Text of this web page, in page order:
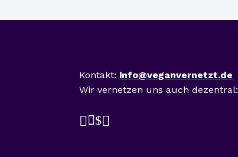
Kontakt: info@veganvernetzt.de
Wir vernetzen uns auch dezentral:
 $